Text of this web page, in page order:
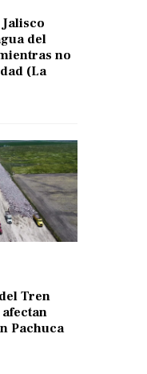
del
no
(La
Tren
Pachuca